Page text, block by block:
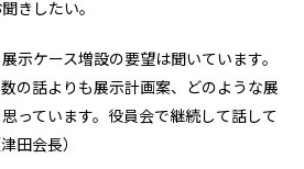
きしたい。
示ケース増設の要望は聞いています。
の話よりも展示計画案、どのような展
っています。役員会で継続して話して
田会長）